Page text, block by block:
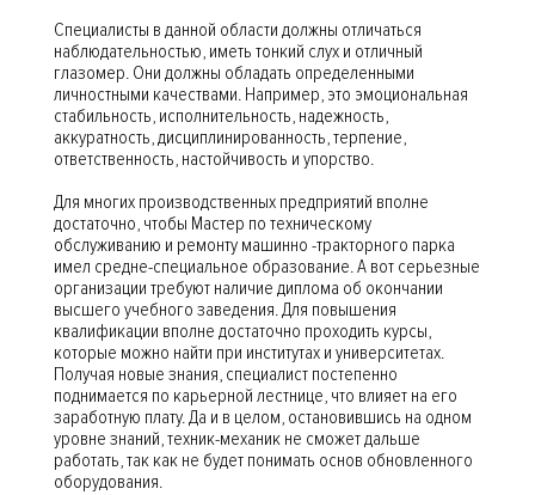
Специалисты в данной области должны отличаться
наблюдательностью, иметь тонкий слух и отличный
глазомер. Они должны обладать определенными
личностными качествами. Например, это эмоциональная
стабильность, исполнительность, надежность,
аккуратность, дисциплинированность, терпение,
ответственность, настойчивость и упорство.
Для многих производственных предприятий вполне
достаточно, чтобы Мастер по техническому
обслуживанию и ремонту машинно -тракторного парка
имел средне-специальное образование. А вот серьезные
организации требуют наличие диплома об окончании
высшего учебного заведения. Для повышения
квалификации вполне достаточно проходить курсы,
которые можно найти при институтах и университетах.
Получая новые знания, специалист постепенно
поднимается по карьерной лестнице, что влияет на его
заработную плату. Да и в целом, остановившись на одном
уровне знаний, техник-механик не сможет дальше
работать, так как не будет понимать основ обновленного
оборудования.